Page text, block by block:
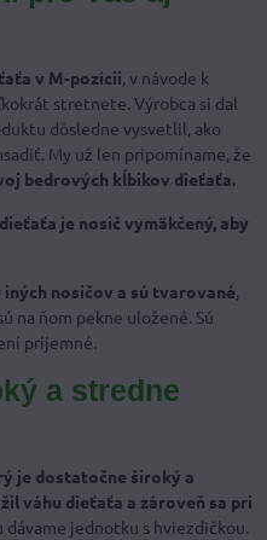
v M-pozícii, v návode k
stretnete. Výrobca si dal
dôsledne vysvetlil, ako
My už len pripomíname, že
bedrových kĺbikov dieťaťa.
je nosič vymäkčený, aby
iných nosičov a sú tvarované,
na ňom pekne uložené. Sú
príjemné.
a stredne
je dostatočne široký a
váhu dieťaťa a zároveň sa pri
dávame jednotku s hviezdičkou.